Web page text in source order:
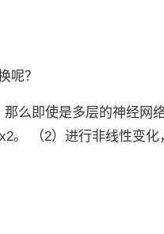
呢？
那么即使是多层的神经网
。 （2）进行非线性变